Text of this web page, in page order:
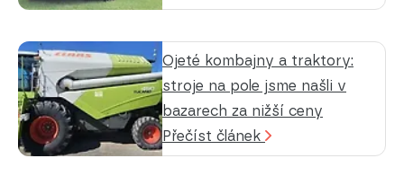
Ojeté kombajny a traktory:
stroje na pole jsme našli v
bazarech za nižší ceny
Přečíst článek